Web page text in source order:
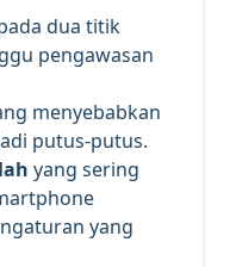
dua titik
pengawasan
menyebabkan
putus-putus.
yang sering
yang